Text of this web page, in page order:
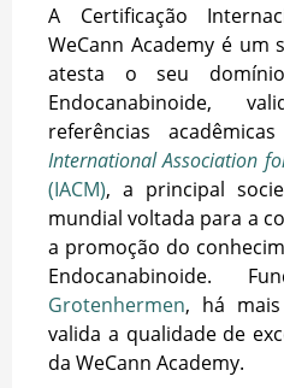
A Certificação
WeCann Academy é um
atesta o seu
Endocanabinoide,
referências
International Association
(IACM), a principal
mundial voltada para a
a promoção do
Endocanabinoide.
Grotenhermen, há
valida a qualidade de
da WeCann Academy.